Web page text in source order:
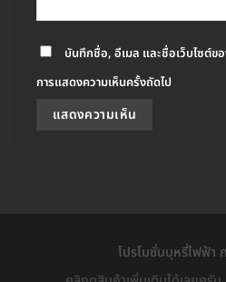
บันทึกชื่อ, อีเมล และชื่อเว็บไซต์ข
การแสดงความเห็นครั้งถัดไป
โปรโมชั่นบุหรี่ไฟฟ้า